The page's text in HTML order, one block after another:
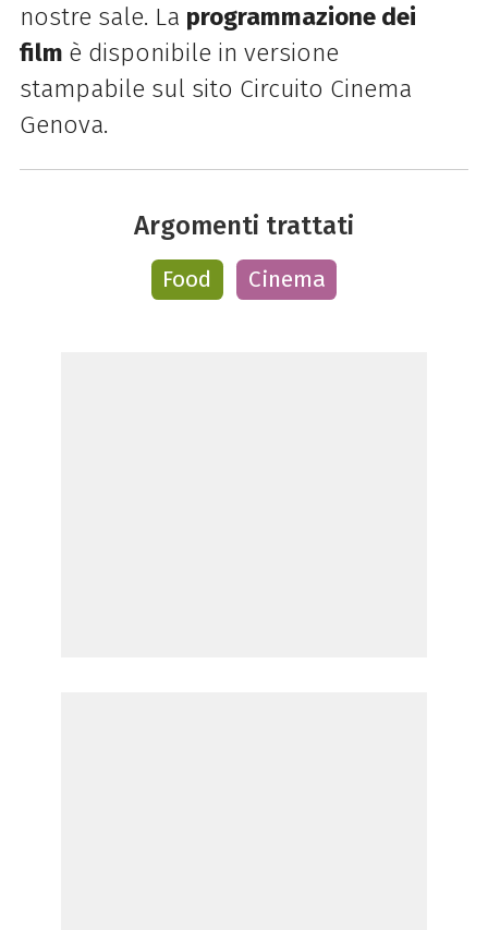
nostre sale. La programmazione dei
film è disponibile in versione
stampabile sul sito Circuito Cinema
Genova.
Argomenti trattati
Food Cinema